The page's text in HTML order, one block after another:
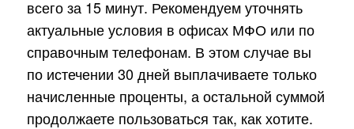
всего за 15 минут. Рекомендуем уточнять
актуальные условия в офисах МФО или по
справочным телефонам. В этом случае вы
по истечении 30 дней выплачиваете только
начисленные проценты, а остальной суммой
продолжаете пользоваться так, как хотите.